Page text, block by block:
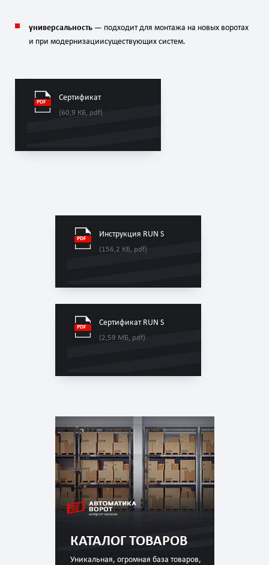
Инструкция RUN S
(156,2 КБ, pdf)
Сертификат RUN S
(2,59 МБ, pdf)
КАТАЛОГ ТОВАРОВ
Уникальная, огромная база товаров,
универсальность — подходитдля монтажа на новых воротах
и при модернизациисуществующих систем.
Сертификат
(60,9 КБ, pdf)